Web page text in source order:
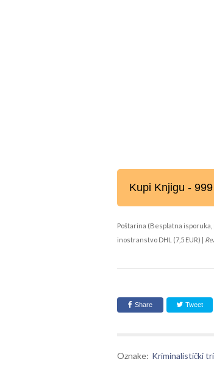
Kupi Knjigu -
Poštarina (Besplatna isporuka,
inostranstvo DHL (7,5 EUR) |
Share Tweet
Oznake: Kriminalistički